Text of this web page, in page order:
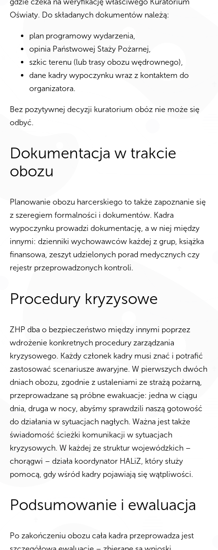
Oświaty. Do składanych dokumentów należą:
plan programowy wydarzenia,
opinia Państwowej Staży Pożarnej,
szkic terenu (lub trasy obozu wędrownego),
dane kadry wypoczynku wraz z kontaktem do
organizatora.
Bez pozytywnej decyzji kuratorium obóz nie może się
odbyć.
Dokumentacja w trakcie
obozu
Planowanie obozu harcerskiego to także zapoznanie się
z szeregiem formalności i dokumentów. Kadra
wypoczynku prowadzi dokumentację, a w niej między
innymi: dzienniki wychowawców każdej z grup, książka
finansowa, zeszyt udzielonych porad medycznych czy
rejestr przeprowadzonych kontroli.
Procedury kryzysowe
ZHP dba o bezpieczeństwo między innymi poprzez
wdrożenie konkretnych procedury zarządzania
kryzysowego. Każdy członek kadry musi znać i potrafić
zastosować scenariusze awaryjne. W pierwszych dwóch
dniach obozu, zgodnie z ustaleniami ze strażą pożarną,
przeprowadzane są próbne ewakuacje: jedna w ciągu
dnia, druga w nocy, abyśmy sprawdzili naszą gotowość
do działania w sytuacjach nagłych. Ważna jest także
świadomość ścieżki komunikacji w sytuacjach
kryzysowych. W każdej ze struktur wojewódzkich –
chorągwi – działa koordynator HALiZ, który służy
pomocą, gdy wśród kadry pojawiają się wątpliwości.
Podsumowanie i ewaluacja
Po zakończeniu obozu cała kadra przeprowadza jest